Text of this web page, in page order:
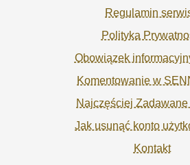
Regulamin
Polityka
Obowiązek
Komentowanie w
Najczęściej Zadawane
Jak usunąć konto
Kontakt